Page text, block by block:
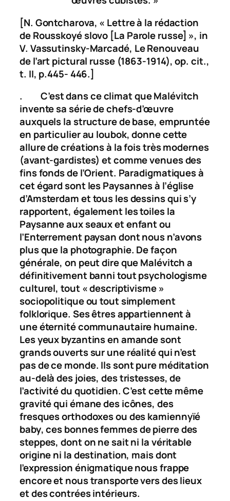
[N. Gontcharova, « Lettre à la rédaction
deRousskoyé slovo [La Parole russe] », in
V. Vassutinsky-Marcadé, Le Renouveau
de l’art pictural russe (1863-1914), op. cit.,
t. II, p.445- 446.]
. C’est dans ce climat que Malévitch
invente sa série de chefs-d’œuvre
auxquels la structure de base, empruntée
en particulier au loubok, donne cette
allure de créations à la fois très modernes
(avant-gardistes) et comme venues des
fins fonds de l’Orient. Paradigmatiques à
cet égard sont lesPaysannes à l’église
d’Amsterdam et tous les dessins qui s’y
rapportent, également les toiles la
Paysanne aux seaux et enfantou
l’Enterrement paysandont nous n’avons
plus que la photographie. De façon
générale, on peut dire que Malévitch a
définitivement banni tout psychologisme
culturel, tout « descriptivisme »
sociopolitique ou tout simplement
folklorique. Ses êtres appartiennent à
une éternité communautaire humaine.
Les yeux byzantins en amande sont
grands ouverts sur une réalité qui n’est
pas de ce monde. Ils sont pure méditation
au-delà des joies, des tristesses, de
l’activité du quotidien. C’est cette même
gravité qui émane des icônes, des
fresques orthodoxes ou deskamiennyïé
baby, ces bonnes femmes de pierre des
steppes, dont on ne sait ni la véritable
origine ni la destination, mais dont
l’expression énigmatique nous frappe
encore et nous transporte vers des lieux
et des contrées intérieurs.